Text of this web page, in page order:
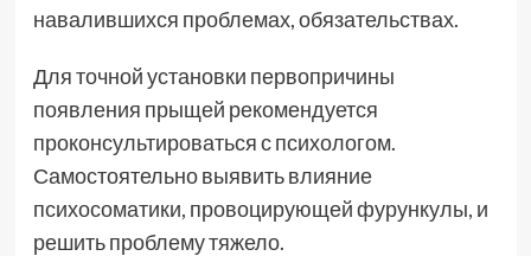
навалившихся проблемах, обязательствах.
Для точной установки первопричины
появления прыщей рекомендуется
проконсультироваться с психологом.
Самостоятельно выявить влияние
психосоматики, провоцирующей фурункулы, и
решить проблему тяжело.